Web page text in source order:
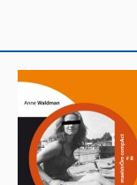
Rencontres